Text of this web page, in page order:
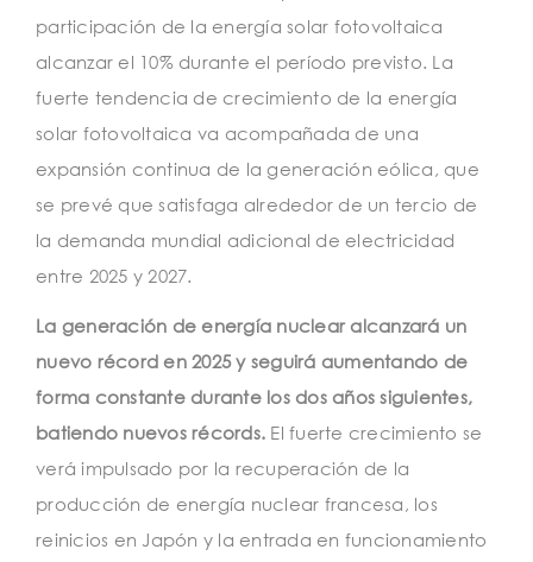
participación de la energía solar fotovoltaica
alcanzar el 10% durante el período previsto. La
fuerte tendencia de crecimiento de la energía
solar fotovoltaica va acompañada de una
expansión continua de la generación eólica, que
se prevé que satisfaga alrededor de un tercio de
la demanda mundial adicional de electricidad
entre 2025 y 2027.
La generación de energía nuclear alcanzará un
nuevo récord en 2025 y seguirá aumentando de
forma constante durante los dos años siguientes,
batiendo nuevos récords. El fuerte crecimiento se
verá impulsado por la recuperación de la
producción de energía nuclear francesa, los
reinicios en Japón y la entrada en funcionamiento